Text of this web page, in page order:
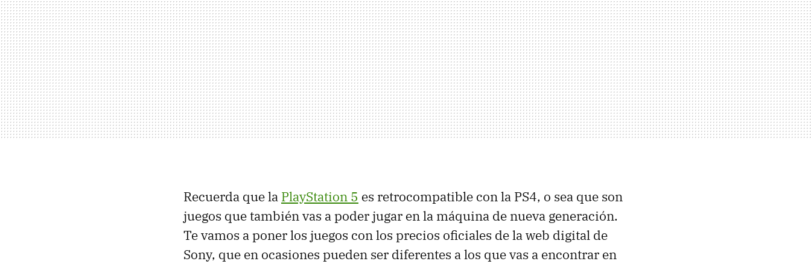
Recuerda que la PlayStation 5 es retrocompatible con la PS4, o sea que son
juegos que también vas a poder jugar en la máquina de nueva generación.
Te vamos a poner los juegos con los precios oficiales de la web digital de
Sony, que en ocasiones pueden ser diferentes a los que vas a encontrar en